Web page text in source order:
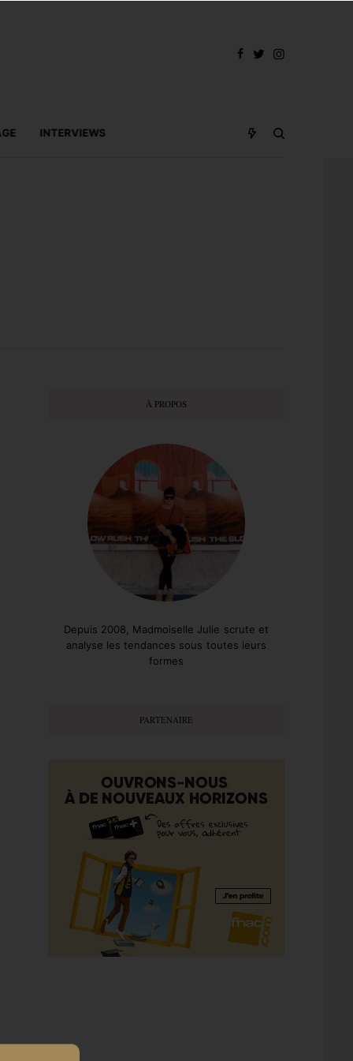
INTERVIEWS
À PROPOS
Depuis 2008, Madmoiselle Julie scrute et
analyse les tendances sous toutes leurs
formes
PARTENAIRE